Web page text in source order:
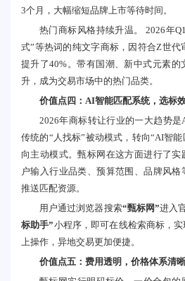
3个月，大幅缩短品牌上市等待时间。
热门商标风格持续升温。 2026年
式”等热词的纯文字商标，因符合Z世代
提升了40%。带有国潮、新中式元素的
升，成为交易市场中的热门品类。
价值点四：AI智能匹配系统，选标
2026年商标转让行业的一大趋势
传统的“人找标”被动模式，转向“AI智
向主动模式。甄标网在这方面进行了
户输入行业品类、预算范围、品牌风
推送匹配资源。
用户通过浏览器搜索“甄标网”进入
标助手”小程序，即可在线检索商标，
上操作，异地交易更加便捷。
价值点五：费用透明，价格体系清